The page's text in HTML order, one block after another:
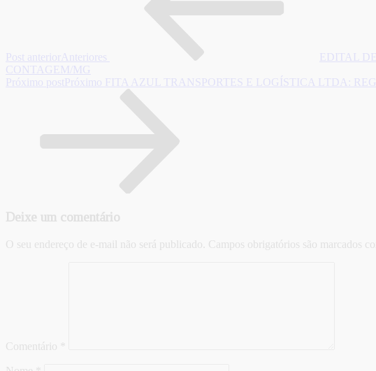
Post anterior Anteriores
EDITAL
CONTAGEM/MG
Próximo post Próximo FITA AZUL TRANSPORTES E LOGÍSTICA LTDA:
Deixe um comentário
O seu endereço de e-mail não será publicado. Campos obrigatórios são marcados
Comentário